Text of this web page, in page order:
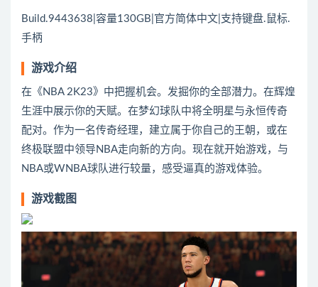
Build.9443638|容量130GB|官方简体中文|支持键盘.鼠标.
手柄
游戏介绍
在《NBA 2K23》中把握机会。发掘你的全部潜力。在辉煌
生涯中展示你的天赋。在梦幻球队中将全明星与永恒传奇
配对。作为一名传奇经理，建立属于你自己的王朝，或在
终极联盟中领导NBA走向新的方向。现在就开始游戏，与
NBA或WNBA球队进行较量，感受逼真的游戏体验。
游戏截图